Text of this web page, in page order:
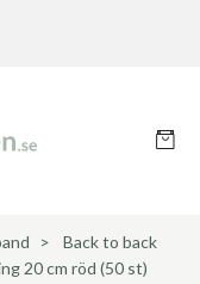
Back to back
20 cm röd (50 st)